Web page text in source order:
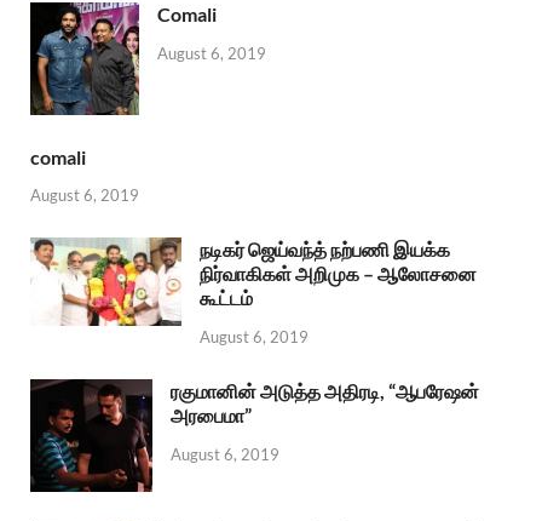
Comali
August 6, 2019
comali
August 6, 2019
நடிகர் ஜெய்வந்த் நற்பணி இயக்க
நிர்வாகிகள் அறிமுக – ஆலோசனை
கூட்டம்
August 6, 2019
ரகுமானின் அடுத்த அதிரடி, “ஆபரேஷன்
அரபைமா”
August 6, 2019